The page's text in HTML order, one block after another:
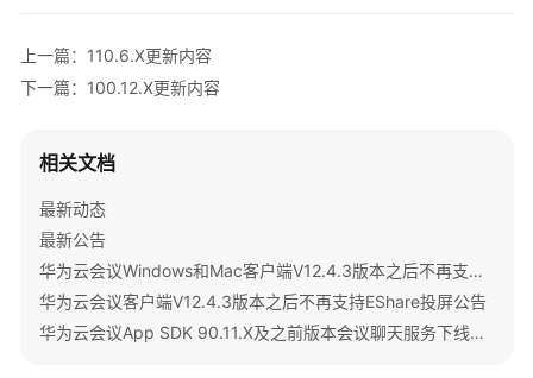
开
发
成
开
发
指
南
上一篇：110.6.X更新内容
下一篇：100.12.X更新内容
相关文档
最新动态
最新公告
华为云会议Windows和Mac客户端V12.4.3版本之后不再支持IdeaShare投屏公告
华为云会议客户端V12.4.3版本之后不再支持EShare投屏公告
华为云会议App SDK 90.11.X及之前版本会议聊天服务下线公告